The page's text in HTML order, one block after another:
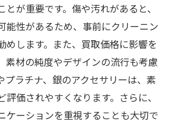
が重要です。傷や汚れがあると、
能性があるため、事前にクリーニン
めします。また、買取価格に影響を
素材の純度やデザインの流行も考慮
プラチナ、銀のアクセサリーは、素
価されやすくなります。さらに、
ケーションを重視することも大切で